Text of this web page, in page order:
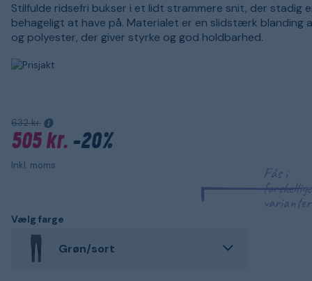
Stilfulde ridsefri bukser i et lidt strammere snit, der stadig
behageligt at have på. Materialet er en slidstærk blanding
og polyester, der giver styrke og god holdbarhed.
632 kr.
505 kr. -20%
Inkl. moms
Fås i
forskellige
varianter
Vælg farge
Grøn/sort